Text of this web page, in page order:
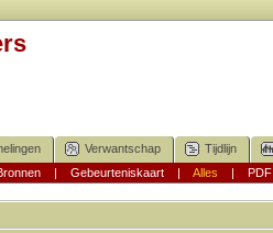
Verwantschap Tijdlijn
| Gebeurteniskaart| Alles | PDF